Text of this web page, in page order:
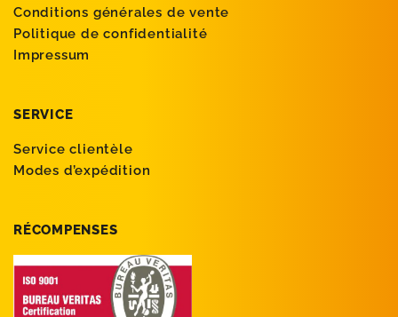
Conditions générales de vente
Politique de confidentialité
Impressum
SERVICE
Service clientèle
Modes d’expédition
RÉCOMPENSES